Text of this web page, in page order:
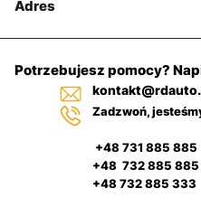
Adres
Potrzebujesz pomocy?
Zadzwoń,
+48 731 885 885
+48 732 885 885
+48 732 885 333